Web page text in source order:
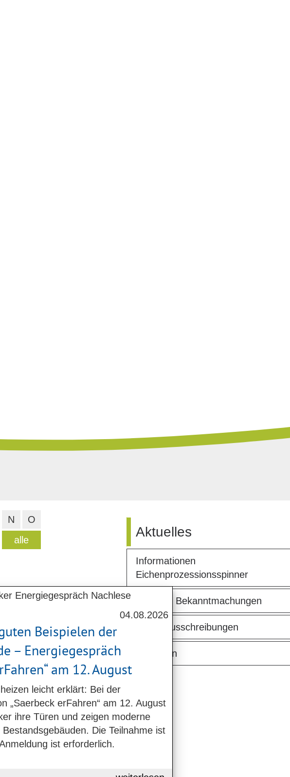
Aktuelles
Informationen
Eichenprozessionsspinner
Amtliche Bekanntmachungen
Stellenausschreibungen
Vergaben
alle
N
O
Beispielen der
– Energiegespräch
am 12. August
04.08.2026
leicht erklärt: Bei der
„Saerbeck erFahren“ am 12. August
ihre Türen und zeigen moderne
Die Teilnahme ist
ist erforderlich.